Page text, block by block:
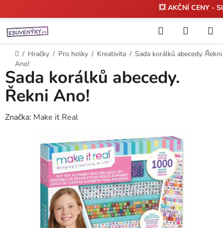
na
obsah
💥 AKČNÍ CENY -
Hledat
KOŠÍK
Domů
/ Hračky / Pro holky / Kreativita / Sada korálků abecedy. Řekni
Ano!
Sada korálků abecedy.
Řekni Ano!
Značka: Make it Real